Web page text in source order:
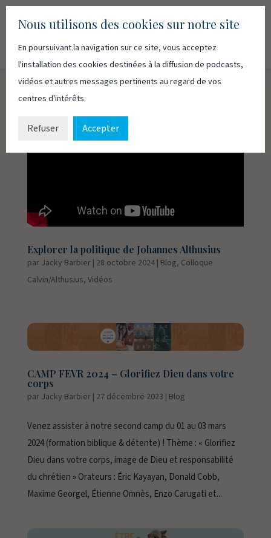
Explorer la politique de Johannes Althusius
par Jacky Barbier| 28 octobre 2024| Blog, Colloque
Calvin/Althusius, Vidéos
CAMP FEVR 2024 – Glorifiez Dieu dans votre
corps
par Jacky Barbier| 27 décembre 2023 | Blog
Venez assister à notre second camp du 01 au 03 mars
2024 (formation biblique & détente) ! Thème : « Glorifiez
Dieu dans votre corps, image de Dieu et responsabilité
du chrétien » Orateurs : Éric Kayayan, Donald Cobb,
Maxime Georgel, Étienne Omnès, Enzo Carugati et...
Nous utilisons des cookies sur notre site
En poursuivant la navigation sur ce site, vous acceptez
l'installation des cookies destinées à la diffusion de podcasts,
vidéos et autres messages pertinents au regard de vos
centres d'intérêts.
Refuser Accepter